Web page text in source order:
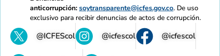
anticorrupción: soytransparente@icfes.gov.co. De uso
exclusivo para recibir denuncias de actos de corrupción.
@ICFEScol @icfescol @icfescol